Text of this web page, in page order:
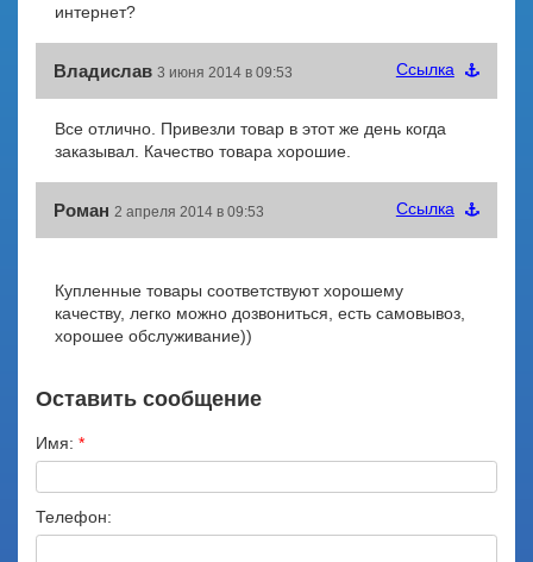
интернет?
Владислав 3 июня 2014 в 09:53 Cсылка
Все отлично. Привезли товар в этот же день когда
заказывал. Качество товара хорошие.
Роман 2 апреля 2014 в 09:53 Cсылка
Купленные товары соответствуют хорошему
качеству, легко можно дозвониться, есть самовывоз,
хорошее обслуживание))
Оставить сообщение
Имя: *
Телефон: